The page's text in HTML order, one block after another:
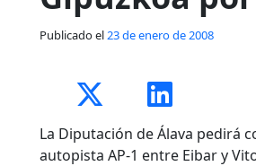
Publicado el23 de enero de 2008
La Diputación de Álava pedirá
autopista AP-1 entre Eibar y